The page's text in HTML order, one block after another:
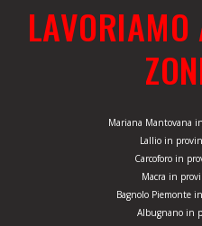
LAVORIAMO
Mariana Mantovana
Lallio in
Carcoforo in
Macra in
Bagnolo Piemonte
Albugnano in